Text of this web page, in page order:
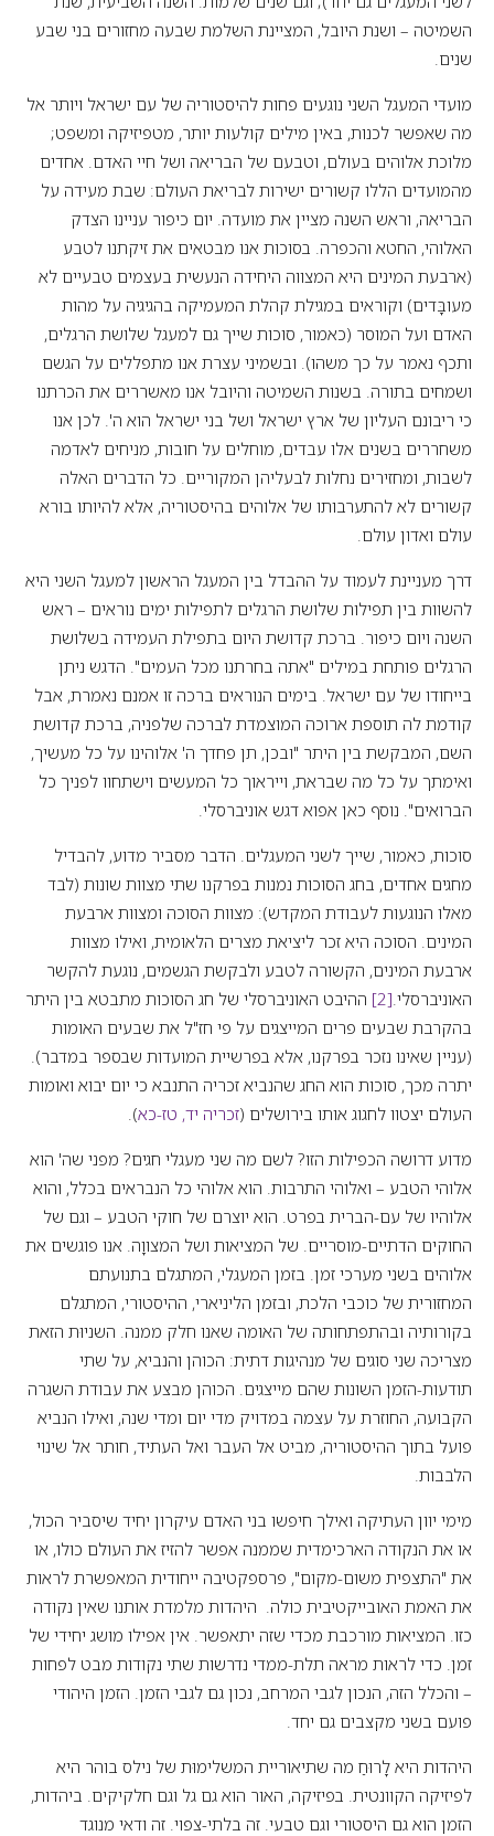
השמיטה – ושנת היובל, המציינת השלמת שבעה מחזורים בני שבע
שנים.
מועדי המעגל השני נוגעים פחות להיסטוריה של עם ישראל ויותר אל
מה שאפשר לכנות, באין מילים קולעות יותר, מטפיזיקה ומשפט;
מלוכת אלוהים בעולם, וטבעם של הבריאה ושל חיי האדם. אחדים
מהמועדים הללו קשורים ישירות לבריאת העולם: שבת מעידה על
הבריאה, וראש השנה מציין את מועדה. יום כיפור עניינו הצדק
האלוהי, החטא והכפרה. בסוכות אנו מבטאים את זיקתנו לטבע
(ארבעת המינים היא המצווה היחידה הנעשית בעצמים טבעיים לא
מעובָּדים) וקוראים במגילת קהלת המעמיקה בהגיגיה על מהות
האדם ועל המוסר (כאמור, סוכות שייך גם למעגל שלושת הרגלים,
ותכף נאמר על כך משהו). ובשמיני עצרת אנו מתפללים על הגשם
ושמחים בתורה. בשנות השמיטה והיובל אנו מאשררים את הכרתנו
כי ריבונם העליון של ארץ ישראל ושל בני ישראל הוא ה'. לכן אנו
משחררים בשנים אלו עבדים, מוחלים על חובות, מניחים לאדמה
לשבות, ומחזירים נחלות לבעליהן המקוריים. כל הדברים האלה
קשורים לא להתערבותו של אלוהים בהיסטוריה, אלא להיותו בורא
עולם ואדון עולם.
דרך מעניינת לעמוד על ההבדל בין המעגל הראשון למעגל השני היא
להשוות בין תפילות שלושת הרגלים לתפילות ימים נוראים – ראש
השנה ויום כיפור. ברכת קדושת היום בתפילת העמידה בשלושת
הרגלים פותחת במילים "אתה בחרתנו מכל העמים". הדגש ניתן
בייחודו של עם ישראל. בימים הנוראים ברכה זו אמנם נאמרת, אבל
קודמת לה תוספת ארוכה המוצמדת לברכה שלפניה, ברכת קדושת
השם, המבקשת בין היתר "ובכן, תן פחדך ה' אלוהינו על כל מעשיך,
ואימתך על כל מה שבראת, וייראוך כל המעשים וישתחוו לפניך כל
הברואים". נוסף כאן אפוא דגש אוניברסלי.
סוכות, כאמור, שייך לשני המעגלים. הדבר מסביר מדוע, להבדיל
מחגים אחדים, בחג הסוכות נמנות בפרקנו שתי מצוות שונות (לבד
מאלו הנוגעות לעבודת המקדש): מצוות הסוכה ומצוות ארבעת
המינים. הסוכה היא זכר ליציאת מצרים הלאומית, ואילו מצוות
ארבעת המינים, הקשורה לטבע ולבקשת הגשמים, נוגעת להקשר
האוניברסלי. [2]
ההיבט האוניברסלי של חג הסוכות מתבטא בין היתר
בהקרבת שבעים פרים המייצגים על פי חז"ל את שבעים האומות
(עניין שאינו נזכר בפרקנו, אלא בפרשיית המועדות שבספר במדבר).
יתרה מכך, סוכות הוא החג שהנביא זכריה התנבא כי יום יבוא ואומות
העולם יצטוו לחגוג אותו בירושלים (זכריה יד, טז-כא).
מדוע דרושה הכפילות הזו? לשם מה שני מעגלי חגים? מפני שה' הוא
אלוהי הטבע – ואלוהי התרבות. הוא אלוהי כל הנבראים בכלל, והוא
אלוהיו של עם-הברית בפרט. הוא יוצרם של חוקי הטבע – וגם של
החוקים הדתיים-מוסריים. של המציאות ושל המצווָה. אנו פוגשים את
אלוהים בשני מערכי זמן. בזמן המעגלי, המתגלם בתנועתם
המחזורית של כוכבי הלכת, ובזמן הליניארי, ההיסטורי, המתגלם
בקורותיה ובהתפתחותה של האומה שאנו חלק ממנה. השניוּת הזאת
מצריכה שני סוגים של מנהיגות דתית: הכוהן והנביא, על שתי
תודעות-הזמן השונות שהם מייצגים. הכוהן מבצע את עבודת השגרה
הקבועה, החוזרת על עצמה במדויק מדי יום ומדי שנה, ואילו הנביא
פועל בתוך ההיסטוריה, מביט אל העבר ואל העתיד, חותר אל שינוי
הלבבות.
מימי יוון העתיקה ואילך חיפשו בני האדם עיקרון יחיד שיסביר הכול,
או את הנקודה הארכימדית שממנה אפשר להזיז את העולם כולו, או
את "התצפית משום-מקום", פרספקטיבה ייחודית המאפשרת לראות
את האמת האובייקטיבית כולה. היהדות מלמדת אותנו שאין נקודה
כזו. המציאות מורכבת מכדי שזה יתאפשר. אין אפילו מושג יחידי של
זמן. כדי לראות מראה תלת-ממדי נדרשות שתי נקודות מבט לפחות
– והכלל הזה, הנכון לגבי המרחב, נכון גם לגבי הזמן. הזמן היהודי
פועם בשני מקצבים גם יחד.
היהדות היא לָרוּחַ מה שתיאוריית המשלימוּת של נילס בוהר היא
לפיזיקה הקוונטית. בפיזיקה, האור הוא גם גל וגם חלקיקים. ביהדות,
הזמן הוא גם היסטורי וגם טבעי. זה בלתי-צפוי. זה ודאי מנוגד